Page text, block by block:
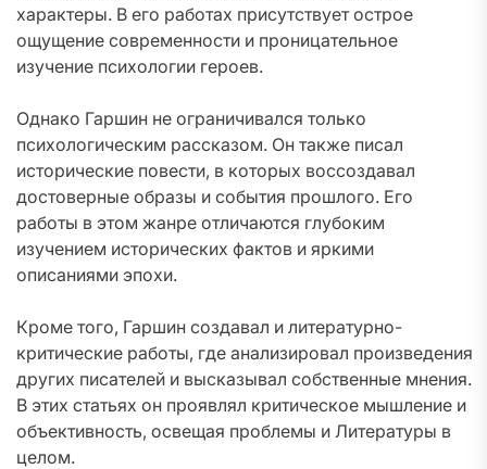
характеры. В его работах присутствует острое
ощущение современности и проницательное
изучение психологии героев.
Однако Гаршин не ограничивался только
психологическим рассказом. Он также писал
исторические повести, в которых воссоздавал
достоверные образы и события прошлого. Его
работы в этом жанре отличаются глубоким
изучением исторических фактов и яркими
описаниями эпохи.
Кроме того, Гаршин создавал и литературно-
критические работы, где анализировал произведения
других писателей и высказывал собственные мнения.
В этих статьях он проявлял критическое мышление и
объективность, освещая проблемы и Литературы в
целом.